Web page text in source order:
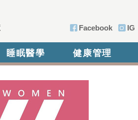
Facebook IG
睡眠醫學 健康管理